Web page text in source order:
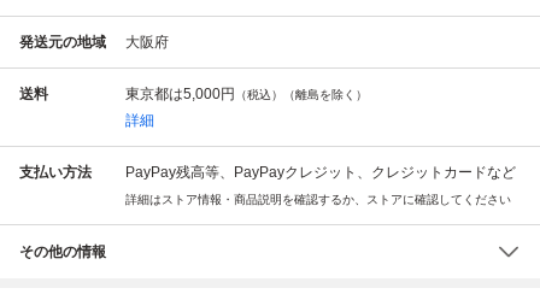
発送元の地域 大阪府
送料 東京都は5,000円 （税込）（離島を除く）
詳細
支払い方法 PayPay残高等、PayPayクレジット、クレジットカードなど
詳細はストア情報・商品説明を確認するか、ストアに確認してください
その他の情報